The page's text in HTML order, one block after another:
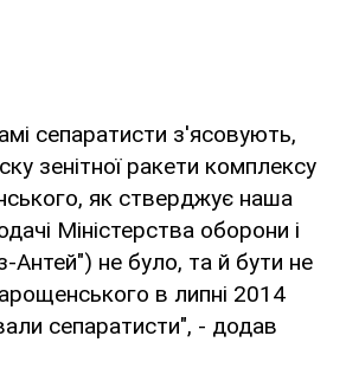
сепаратисти з'ясовують,
зенітної ракети комплексу
як стверджує наша
Міністерства оборони і
Антей") не було, та й бути не
в липні 2014
сепаратисти", - додав